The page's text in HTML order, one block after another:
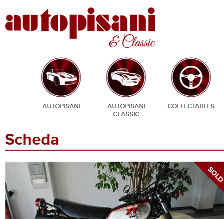
AUTOPISANI
AUTOPISANI
CLASSIC
COLLECTABLES
Scheda